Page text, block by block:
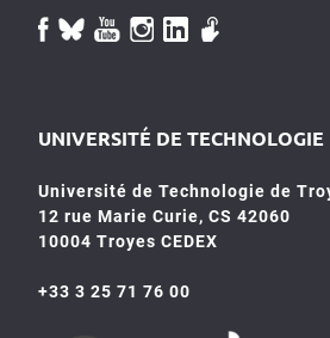
UNIVERSITÉ DE TECHNOLOGIE
Université de Technologie de
12 rue Marie Curie, CS 42060
10004 Troyes CEDEX
+33 3 25 71 76 00